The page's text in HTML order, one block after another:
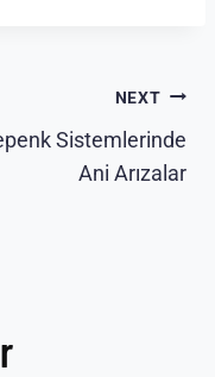
NEXT
Sistemlerinde
Ani Arızalar